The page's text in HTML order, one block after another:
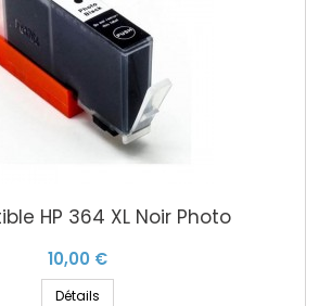
HP 364 XL Noir Photo
10,00 €
Détails